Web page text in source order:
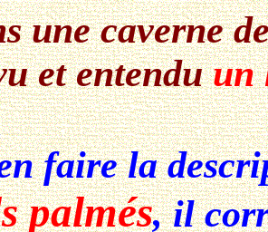
une caverne
et entenduun
la
palmés, il